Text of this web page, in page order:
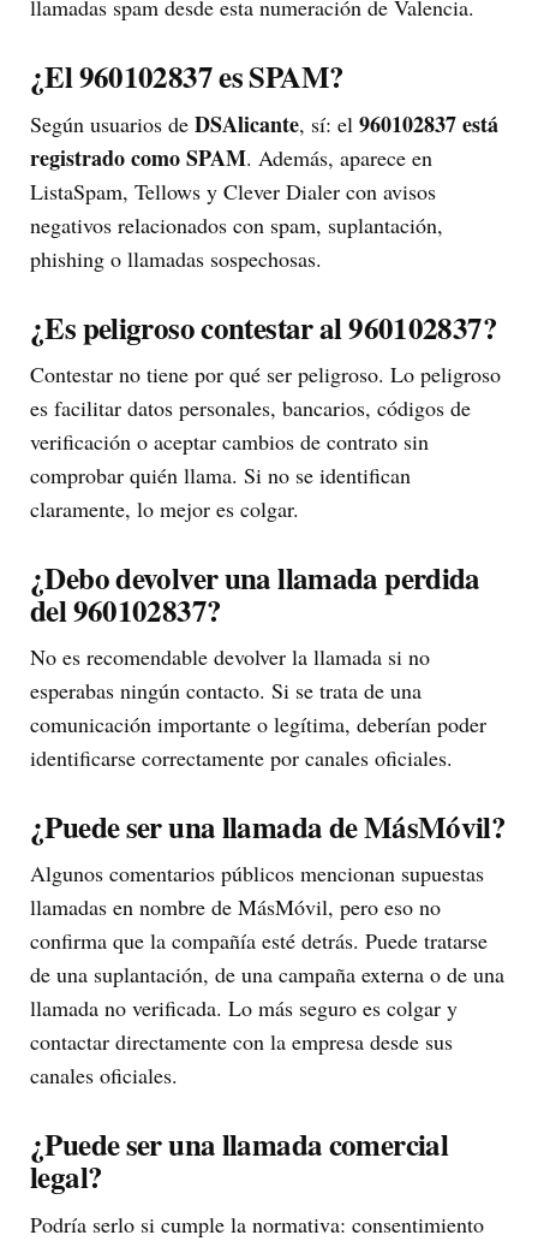
llamadas spam desde esta numeración de Valencia.
¿El 960102837 es SPAM?
Según usuarios de DSAlicante, sí: el 960102837 está
registrado como SPAM. Además, aparece en
ListaSpam, Tellows y Clever Dialer con avisos
negativos relacionados con spam, suplantación,
phishing o llamadas sospechosas.
¿Es peligroso contestar al 960102837?
Contestar no tiene por qué ser peligroso. Lo peligroso
es facilitar datos personales, bancarios, códigos de
verificación o aceptar cambios de contrato sin
comprobar quién llama. Si no se identifican
claramente, lo mejor es colgar.
¿Debo devolver una llamada perdida
del 960102837?
No es recomendable devolver la llamada si no
esperabas ningún contacto. Si se trata de una
comunicación importante o legítima, deberían poder
identificarse correctamente por canales oficiales.
¿Puede ser una llamada de MásMóvil?
Algunos comentarios públicos mencionan supuestas
llamadas en nombre de MásMóvil, pero eso no
confirma que la compañía esté detrás. Puede tratarse
de una suplantación, de una campaña externa o de una
llamada no verificada. Lo más seguro es colgar y
contactar directamente con la empresa desde sus
canales oficiales.
¿Puede ser una llamada comercial
legal?
Podría serlo si cumple la normativa: consentimiento